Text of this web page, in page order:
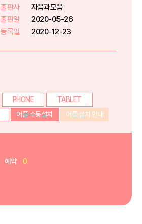
출판사
자음과모음
출판일
2020-05-26
등록일
2020-12-23
PHONE
TABLET
어플 수동설치 어플 설치 안내
예약 0